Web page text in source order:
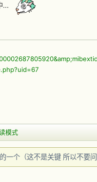
...
模式
一个（这不是关键 所以不要